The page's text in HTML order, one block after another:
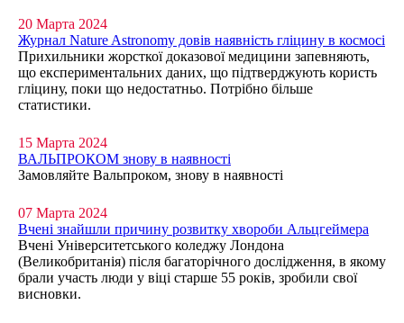
20 Марта 2024
Журнал Nature Astronomy довів наявність гліцину в космосі
Прихильники жорсткої доказової медицини запевняють,
що експериментальних даних, що підтверджують користь
гліцину, поки що недостатньо. Потрібно більше
статистики.
15 Марта 2024
ВАЛЬПРОКОМ знову в наявності
Замовляйте Вальпроком, знову в наявності
07 Марта 2024
Вчені знайшли причину розвитку хвороби Альцгеймера
Вчені Університетського коледжу Лондона
(Великобританія) після багаторічного дослідження, в якому
брали участь люди у віці старше 55 років, зробили свої
висновки.